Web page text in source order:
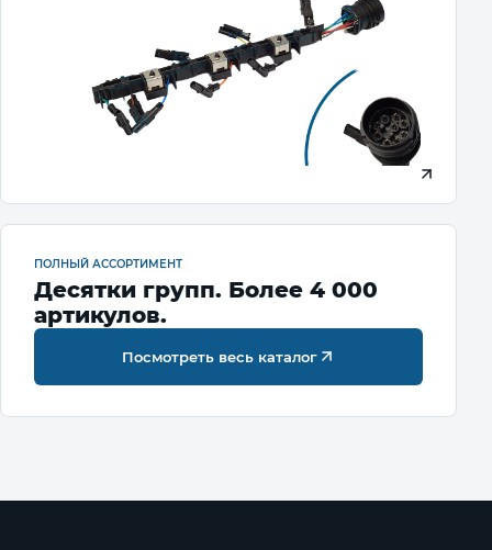
ПОЛНЫЙ АССОРТИМЕНТ
Десятки групп. Более 4 000
артикулов.
Посмотреть весь каталог